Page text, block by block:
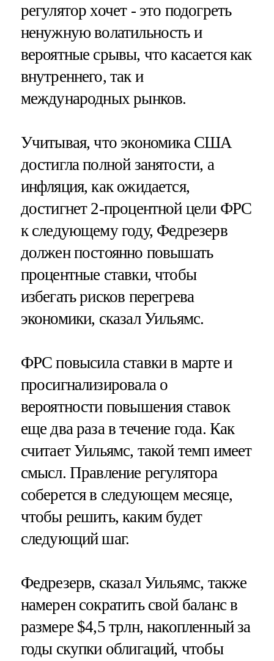
регулятор хочет - это подогреть
ненужную волатильность и
вероятные срывы, что касается как
внутреннего, так и
международных рынков.
Учитывая, что экономика США
достигла полной занятости, а
инфляция, как ожидается,
достигнет 2-процентной цели ФРС
к следующему году, Федрезерв
должен постоянно повышать
процентные ставки, чтобы
избегать рисков перегрева
экономики, сказал Уильямс.
ФРС повысила ставки в марте и
просигнализировала о
вероятности повышения ставок
еще два раза в течение года. Как
считает Уильямс, такой темп имеет
смысл. Правление регулятора
соберется в следующем месяце,
чтобы решить, каким будет
следующий шаг.
Федрезерв, сказал Уильямс, также
намерен сократить свой баланс в
размере $4,5 трлн, накопленный за
годы скупки облигаций, чтобы